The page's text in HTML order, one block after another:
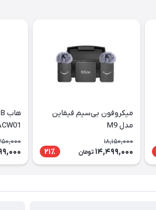
میکروفون بی‌سیم فیفاین
مدل M9
18,150,000
14,499,000 تومان 21٪